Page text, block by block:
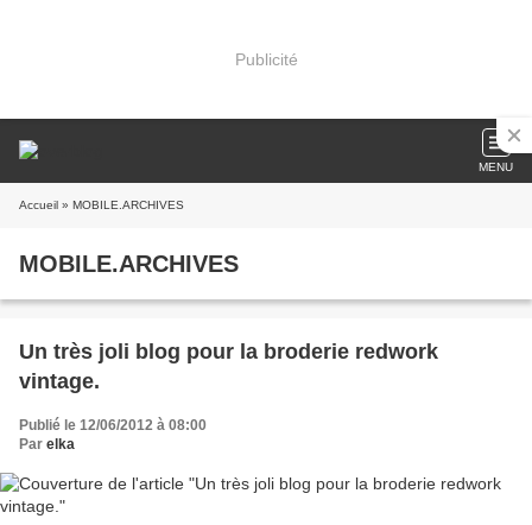
Publicité
MENU
Accueil » MOBILE.ARCHIVES
MOBILE.ARCHIVES
Un très joli blog pour la broderie redwork
vintage.
Publié le 12/06/2012 à 08:00
Par elka